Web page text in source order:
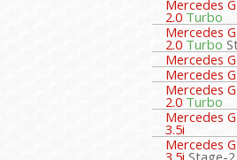
Mercedes
2.0 Turbo
Mercedes
2.0 Turbo
Mercedes
Mercedes
Mercedes
2.0 Turbo
Mercedes
3.5i
Mercedes
3.5i Stage-2